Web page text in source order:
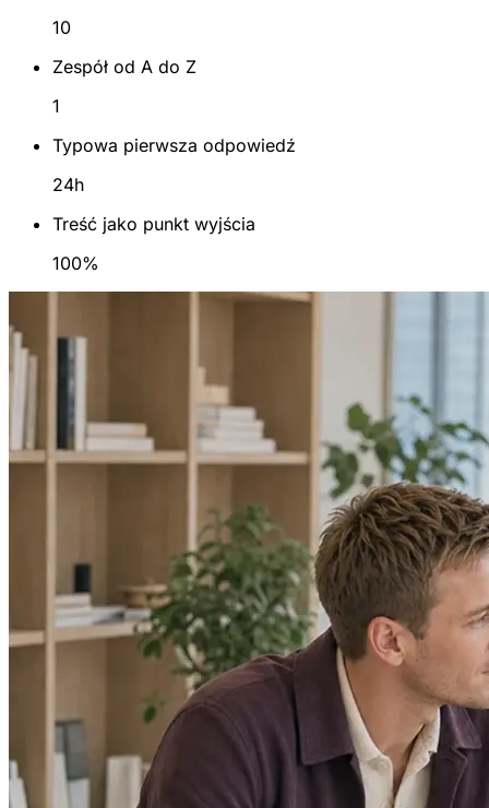
10
Zespół od A do Z
1
Typowa pierwsza odpowiedź
24h
Treść jako punkt wyjścia
100%